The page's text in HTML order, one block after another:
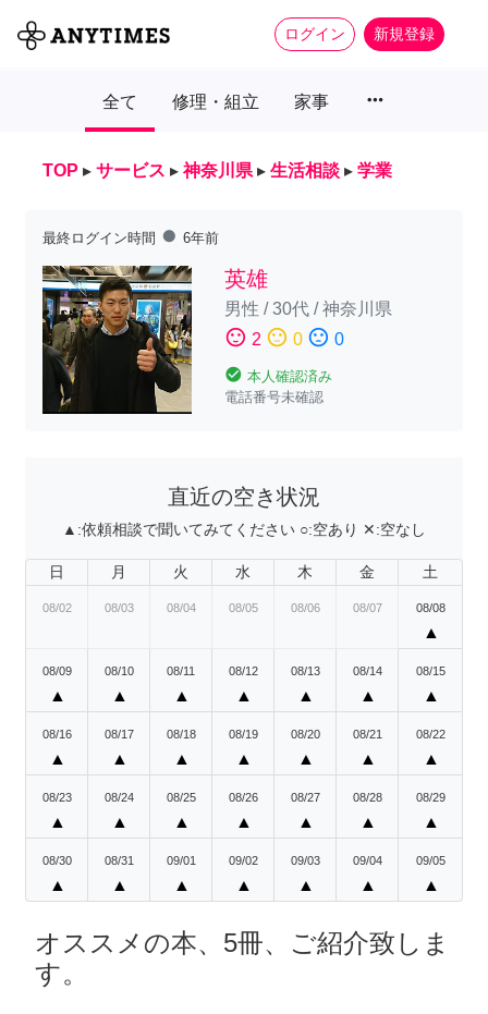
ログイン 新規登録
全て 修理・組立 家事 more_horiz
TOP ▸ サービス ▸ 神奈川県 ▸ 生活相談 ▸ 学業
最終ログイン時間 fiber_manual_record 6年前
英雄
男性 /30代/神奈川県
sentiment_satisfied 2 sentiment_neutral 0 sentiment_dissatisfied 0
check_circle 本人確認済み
電話番号未確認
直近の空き状況
▲:依頼相談で聞いてみてください ○:空あり ✕:空なし
日 月 火 水 木 金 土
08/02 08/03 08/04 08/05 08/06 08/07 08/08
▲
08/09
▲
08/10
▲
08/11
▲
08/12
▲
08/13
▲
08/14
▲
08/15
▲
08/16
▲
08/17
▲
08/18
▲
08/19
▲
08/20
▲
08/21
▲
08/22
▲
08/23
▲
08/24
▲
08/25
▲
08/26
▲
08/27
▲
08/28
▲
08/29
▲
08/30
▲
08/31
▲
09/01
▲
09/02
▲
09/03
▲
09/04
▲
09/05
▲
オススメの本、5冊、ご紹介致しま
す。